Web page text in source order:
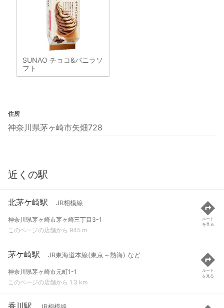
SUNAO チョコ&バニラソ
フト
住所
神奈川県茅ヶ崎市矢畑728
近くの駅
北茅ケ崎駅 JR相模線
神奈川県茅ヶ崎市茅ヶ崎三丁目3-1
このページの店舗から 945 m
ルート
を見る
茅ケ崎駅 JR東海道本線(東京～熱海) など
神奈川県茅ヶ崎市元町1-1
このページの店舗から 1.3 km
ルート
を見る
香川駅